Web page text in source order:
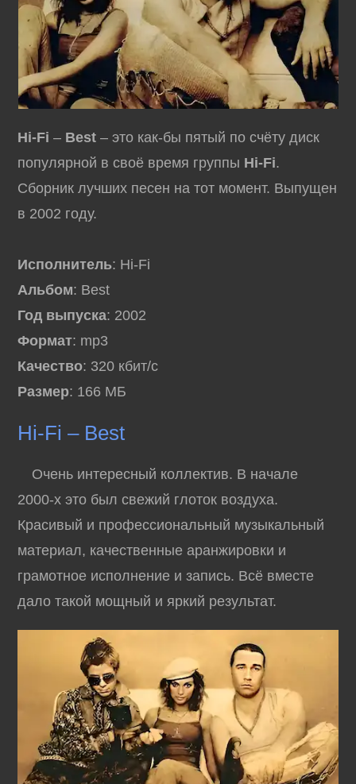
Hi-Fi – Best – это как-бы пятый по счёту диск
популярной в своё время группы Hi-Fi.
Сборник лучших песен на тот момент. Выпущен
в 2002 году.
Исполнитель: Hi-Fi
Альбом: Best
Год выпуска: 2002
Формат: mp3
Качество: 320 кбит/с
Размер: 166 МБ
Hi-Fi – Best
Очень интересный коллектив. В начале
2000-х это был свежий глоток воздуха.
Красивый и профессиональный музыкальный
материал, качественные аранжировки и
грамотное исполнение и запись. Всё вместе
дало такой мощный и яркий результат.